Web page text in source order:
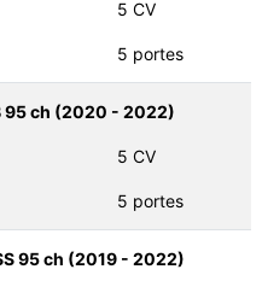
5 CV
5 portes
95 ch (2020 - 2022)
5 CV
5 portes
95 ch (2019 - 2022)